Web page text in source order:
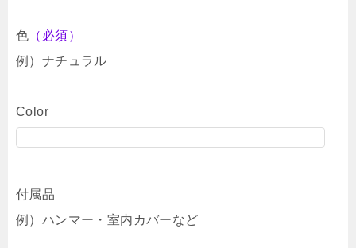
色 （必須）
例）ナチュラル
Color
付属品
例）ハンマー・室内カバーなど